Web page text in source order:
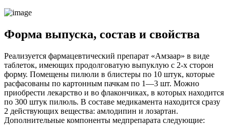
Форма выпуска, состав и свойства
Реализуется фармацевтический препарат «Амзаар» в виде
таблеток, имеющих продолговатую выпуклую с 2-х сторон
форму. Помещены пилюли в блистеры по 10 штук, которые
расфасованы по картонным пачкам по 1—3 шт. Можно
приобрести лекарство и во флакончиках, в которых находится
по 300 штук пилюль. В составе медикамента находится сразу
2 действующих вещества: амлодипин и лозартан.
Дополнительные компоненты медпрепарата следующие: